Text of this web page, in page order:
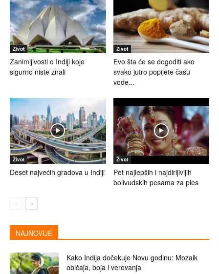
Život
Zanimljivosti o Indiji koje
sigurno niste znali
Život
Evo šta će se dogoditi ako
svako jutro popijete čašu
vode...
Život
Deset najvećih gradova u Indiji
Život
Pet najlepših i najdirljivijih
bolivudskih pesama za ples
NAJNOVIJE
Kako Indija dočekuje Novu godinu: Mozaik
običaja, boja i verovanja